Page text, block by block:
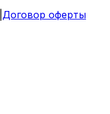
Договор оферты